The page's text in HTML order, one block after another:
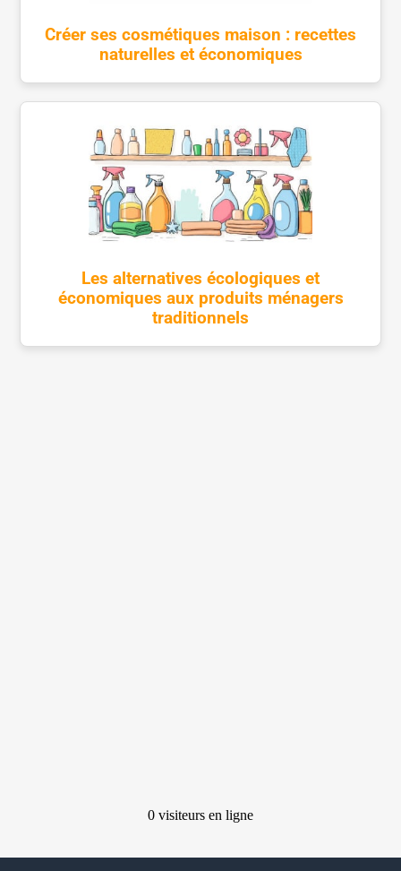
Créer ses cosmétiques maison : recettes
naturelles et économiques
Les alternatives écologiques et
économiques aux produits ménagers
traditionnels